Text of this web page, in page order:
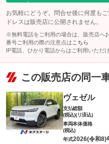
お気軽にどうぞ。問合せ後に何度も
ドレスは販売店に公開されません。
※無料電話をご利用の場合は、販売店へ
番号ご利用の際の注意点は こちら
IP電話、ひかり電話からはご利用いただけ
この販売店の同一
ヴェゼル
支払総額
(税込)(リ済込)
車両本体価格
(税込)
年式2026(令和8)